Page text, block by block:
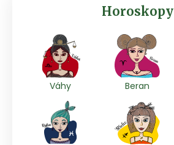
Horoskopy
Váhy Beran